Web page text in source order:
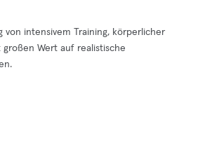
von intensivem Training, körperlicher
Wert auf realistische